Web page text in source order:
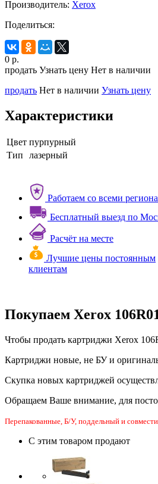
Производитель: Xerox
Поделиться:
0 р.
продать Узнать цену Нет в наличии
продать Нет в наличии Узнать цену
Характеристики
Цвет пурпурный
Тип
лазерный
Работаем со всеми
Бесплатный выезд по
Расчёт на месте
Лучшие цены постоянным
клиентам
Покупаем Xerox
Чтобы продать картриджи Xerox
Картриджи новые, не БУ и
Скупка новых картриджей
Обращаем Ваше внимание, для
Перепакованные, Б/У, поддельный и
С этим товаром продают